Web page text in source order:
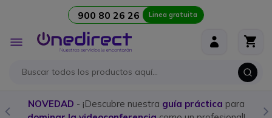
900 80 26 26 Linea gratuita
Toggle
Nav
NOVEDAD - ¡Descubre nuestra guía práctica para